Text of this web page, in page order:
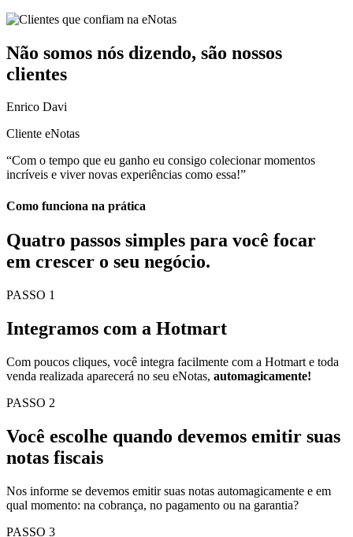
Não somos nós dizendo, são nossos
clientes
Enrico Davi
Cliente eNotas
“Com o tempo que eu ganho eu consigo colecionar momentos
incríveis e viver novas experiências como essa!”
Como funciona na prática
Quatro passos simples para você focar
em crescer o seu negócio.
PASSO 1
Integramos com a Hotmart
Com poucos cliques, você integra facilmente com a Hotmart e toda
venda realizada aparecerá no seu eNotas, automagicamente!
PASSO 2
Você escolhe quando devemos emitir suas
notas fiscais
Nos informe se devemos emitir suas notas automagicamente e em
qual momento: na cobrança, no pagamento ou na garantia?
PASSO 3